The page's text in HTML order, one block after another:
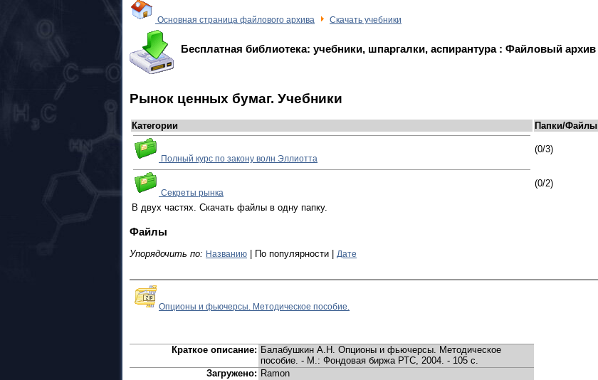
Основная страница файлового архива Скачать учебники
Бесплатная библиотека: учебники, шпаргалки, аспирантура : Файловый архив
Рынок ценных бумаг. Учебники
Категории Папки/Файлы
Полный курс по закону волн Эллиотта
(0/3)
Секреты рынка
(0/2)
В двух частях. Скачать файлы в одну папку.
Файлы
Упорядочить по: Названию | По популярности | Дате
Опционы и фьючерсы. Методическое пособие.
Краткое описание: Балабушкин А.Н. Опционы и фьючерсы. Методическое
пособие. - М.: Фондовая биржа РТС, 2004. - 105 с.
Загружено: Ramon